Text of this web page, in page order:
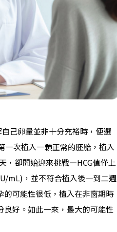
己卵量並非十分充裕時，便選
一次植入一顆正常的胚胎，植入
，卻開始迎來挑戰—HCG值僅上
mL)，並不符合植入後一到二週
可能性很低，植入在非窗期時
好。如此一來，最大的可能性